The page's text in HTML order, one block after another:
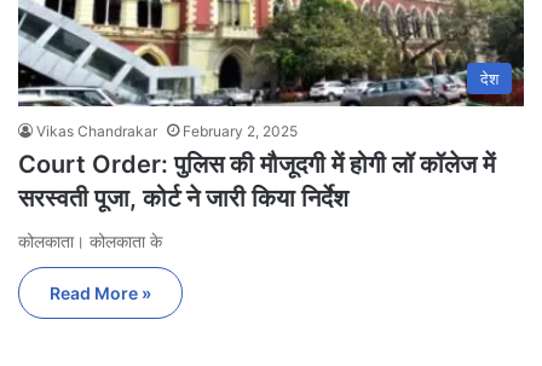
देश
Vikas Chandrakar February 2, 2025
Court Order: पुलिस की मौजूदगी में होगी लॉ कॉलेज में
सरस्वती पूजा, कोर्ट ने जारी किया निर्देश
कोलकाता। कोलकाता के
Read More »